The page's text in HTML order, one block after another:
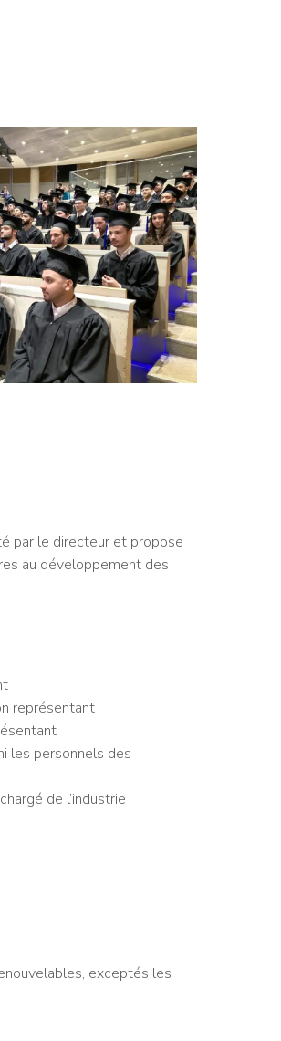
par le directeur et propose
au développement des
représentant
les personnels des
de l’industrie
exceptés les